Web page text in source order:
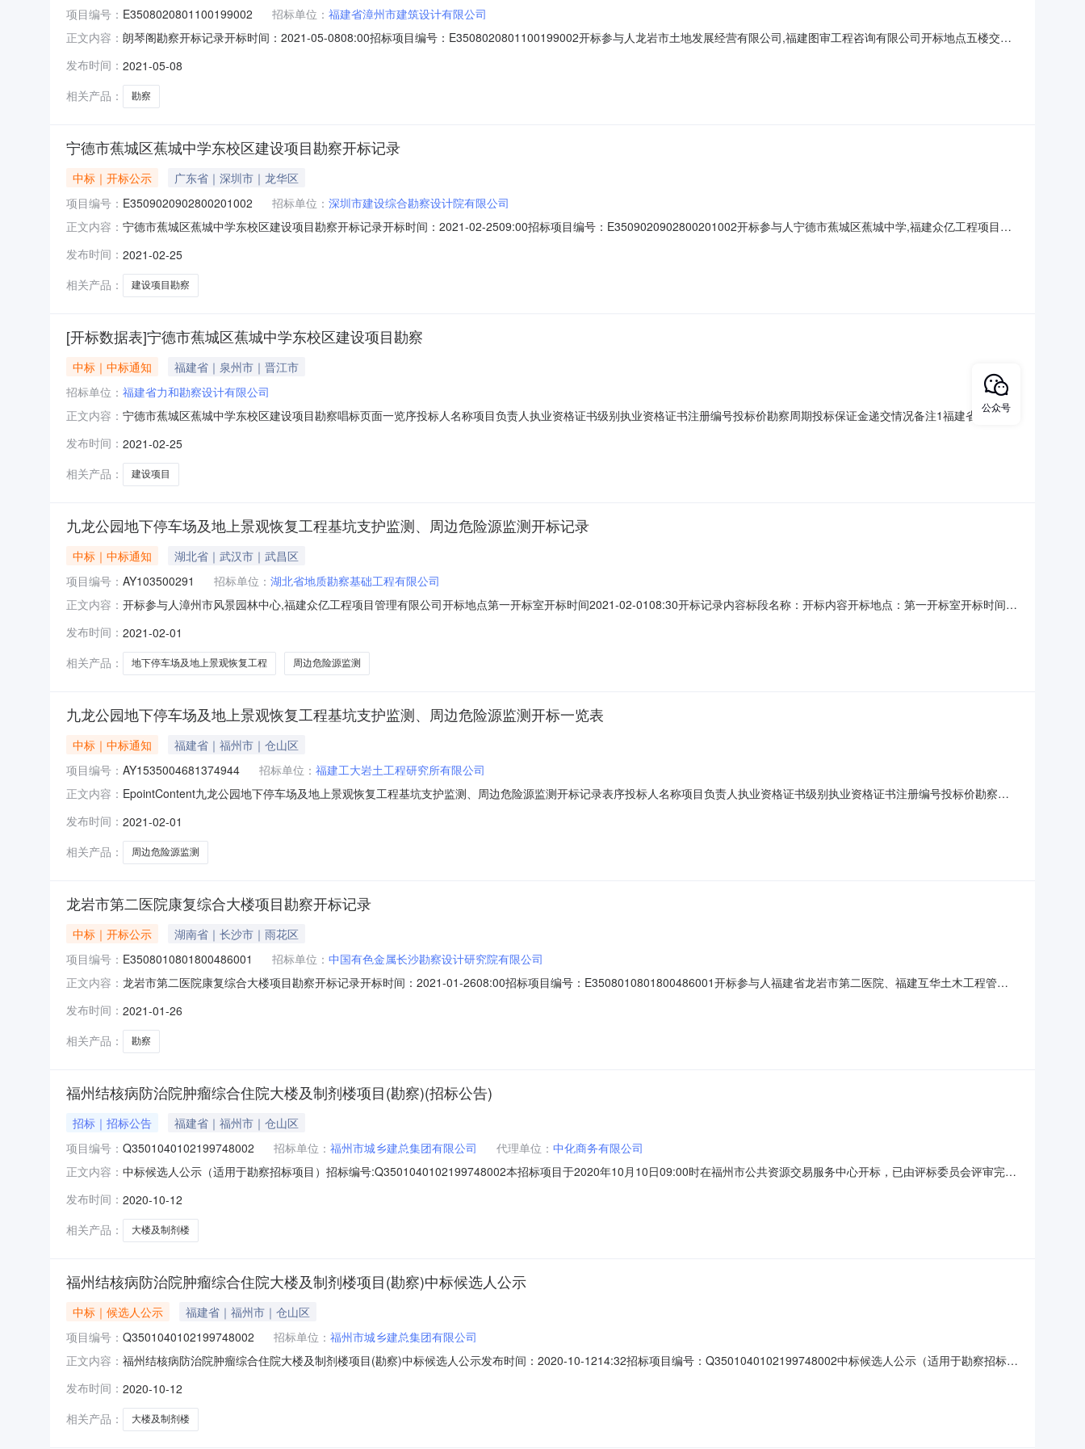
项目编号： E3508020801100199002 招标单位： 福建省漳州市建筑设计有限公司
正文内容： 朗琴阁勘察开标记录开标时间：2021-05-0808:00招标项目编号：E3508020801100199002开标参与人龙岩市土地发展经营有限公司,福建图审工程咨询有限公司开标地点五楼交易
号投标价勘察周期投标保证金递交情况开标备注1湖北省地质勘察基础工程有限公司姜永耀国家级AY0942005361584000元勘察人收到发包人进场通
发布时间： 2021-05-08
相关产品：
勘察
宁德市蕉城区蕉城中学东校区建设项目勘察开标记录
中标｜开标公示
广东省｜深圳市｜龙华区
项目编号： E3509020902800201002 招标单位： 深圳市建设综合勘察设计院有限公司
正文内容： 宁德市蕉城区蕉城中学东校区建设项目勘察开标记录开标时间：2021-02-2509:00招标项目编号：E3509020902800201002开标参与人宁德市蕉城区蕉城中学,福建众亿工程项目管
格证书级别执业资格证书注册编号投标价勘察周期投标保证金递交情况开标备注1福建省漳州市建筑设计有限公司王小明壹级国家注册土木工程师（岩土）AY1235
发布时间： 2021-02-25
相关产品：
建设项目勘察
[开标数据表]宁德市蕉城区蕉城中学东校区建设项目勘察
中标｜中标通知
福建省｜泉州市｜晋江市
招标单位： 福建省力和勘察设计有限公司
正文内容： 宁德市蕉城区蕉城中学东校区建设项目勘察唱标页面一览序投标人名称项目负责人执业资格证书级别执业资格证书注册编号投标价勘察周期投标保证金递交情况备注1福建省力和勘
AY153500462300000元招标人书面通知之日起45日历天内完成详细勘察并提交勘察报告。已递交6000元3华东勘测设计院（福建）有限公司郑有强国家注册土木工程师（岩土）
AY123500347
发布时间： 2021-02-25
相关产品：
建设项目
九龙公园地下停车场及地上景观恢复工程基坑支护监测、周边危险源监测开标记录
中标｜中标通知
湖北省｜武汉市｜武昌区
项目编号： AY103500291 招标单位： 湖北省地质勘察基础工程有限公司
正文内容： 开标参与人漳州市风景园林中心,福建众亿工程项目管理有限公司开标地点第一开标室开标时间2021-02-0108:30开标记录内容标段名称：开标内容开标地点：第一开标室开标时间：
工程师（岩土）AY063500054人民币壹佰叁拾柒万肆仟玖佰肆拾肆元捌角承包人应在接到招标人通知后3日内进场，以现场业主书面确认的分地块分区域监测,并根据相关工程进度分
别完成各
发布时间： 2021-02-01
相关产品：
地下停车场及地上景观恢复工程 周边危险源监测
九龙公园地下停车场及地上景观恢复工程基坑支护监测、周边危险源监测开标一览表
中标｜中标通知
福建省｜福州市｜仓山区
项目编号： AY1535004681374944 招标单位： 福建工大岩土工程研究所有限公司
正文内容： EpointContent九龙公园地下停车场及地上景观恢复工程基坑支护监测、周边危险源监测开标记录表序投标人名称项目负责人执业资格证书级别执业资格证书注册编号投标价勘察周
面确认的分地块分区域监测,并根据相关工程进度分别完成各阶段的监测，并将监测结果和评价及时向委托方及相关单位作信息反馈，及时预报基坑及上部结构施工中出现的问题，并
提出处理措施，
发布时间： 2021-02-01
相关产品：
周边危险源监测
龙岩市第二医院康复综合大楼项目勘察开标记录
中标｜开标公示
湖南省｜长沙市｜雨花区
项目编号： E3508010801800486001 招标单位： 中国有色金属长沙勘察设计研究院有限公司
正文内容： 龙岩市第二医院康复综合大楼项目勘察开标记录开标时间：2021-01-2608:00招标项目编号：E3508010801800486001开标参与人福建省龙岩市第二医院、福建互华土木工程管理
单位名称项目负责人执业资格证书级别执业资格证书注册编号投标价勘察周期投标保证金递交情况开标备注1中冶沈勘工程技术有限公司李新国家级AY1421004
发布时间： 2021-01-26
相关产品：
勘察
福州结核病防治院肿瘤综合住院大楼及制剂楼项目(勘察)(招标公告)
招标｜招标公告
福建省｜福州市｜仓山区
项目编号： Q3501040102199748002 招标单位： 福州市城乡建总集团有限公司 代理单位： 中化商务有限公司
正文内容： 中标候选人公示（适用于勘察招标项目）招标编号:Q3501040102199748002本招标项目于2020年10月10日09:00时在福州市公共资源交易服务中心开标，已由评标委员会评审完
模：项目总投资匡算48100.53万元，其中工程费用42275.31万元，本次在拆除制剂厂药学楼、2#病房楼、6#病房楼、病人食堂的基础上，拆除面积4542.16㎡，新建肿瘤综
发布时间： 2020-10-12
相关产品：
大楼及制剂楼
福州结核病防治院肿瘤综合住院大楼及制剂楼项目(勘察)中标候选人公示
中标｜候选人公示
福建省｜福州市｜仓山区
项目编号： Q3501040102199748002 招标单位： 福州市城乡建总集团有限公司
正文内容： 福州结核病防治院肿瘤综合住院大楼及制剂楼项目(勘察)中标候选人公示发布时间：2020-10-1214:32招标项目编号：Q3501040102199748002中标候选人公示（适用于勘察招标项
1、招标工程项目概况工程项目名称：福州结核病防治院肿瘤综合住院大楼及制剂楼项目（勘察）招标人：福州市城乡建总集团有限公司建设规模：项目总投资匡
发布时间： 2020-10-12
相关产品：
大楼及制剂楼
公众号